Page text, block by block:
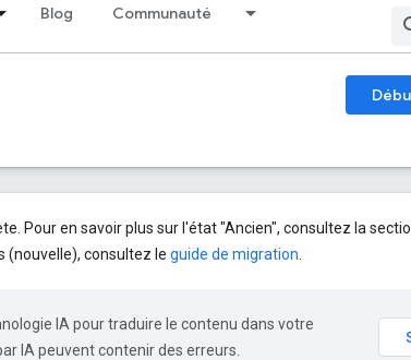
Blog Communauté
Pour en savoir plus sur l'état "Ancien", consultez la
(nouvelle), consultez le guide de migration
IA pour traduire le contenu dans votre
IA peuvent contenir des erreurs.